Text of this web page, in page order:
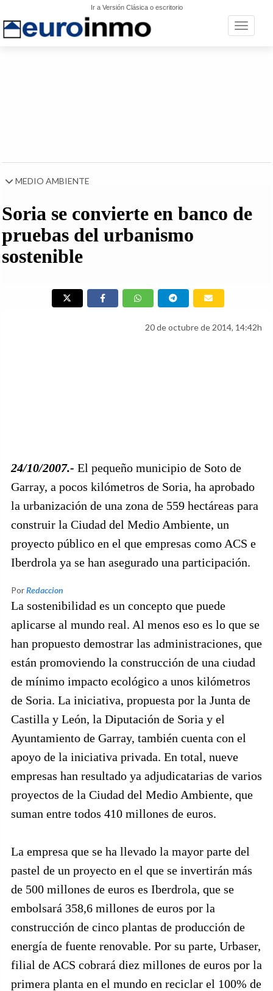
Ir a Versión Clásica o escritorio
Toggle
MEDIO AMBIENTE
Soria se convierte en banco de
pruebas del urbanismo
sostenible
20 de octubre de 2014, 14:42h
24/10/2007.- El pequeño municipio de Soto de
Garray, a pocos kilómetros de Soria, ha aprobado
la urbanización de una zona de 559 hectáreas para
construir la Ciudad del Medio Ambiente, un
proyecto público en el que empresas como ACS e
Iberdrola ya se han asegurado una participación.
PorRedaccion
La sostenibilidad es un concepto que puede
aplicarse al mundo real. Al menos eso es lo que se
han propuesto demostrar las administraciones, que
están promoviendo la construcción de una ciudad
de mínimo impacto ecológico a unos kilómetros
de Soria. La iniciativa, propuesta por la Junta de
Castilla y León, la Diputación de Soria y el
Ayuntamiento de Garray, también cuenta con el
apoyo de la iniciativa privada. En total, nueve
empresas han resultado ya adjudicatarias de varios
proyectos de la Ciudad del Medio Ambiente, que
suman entre todos 410 millones de euros.
La empresa que se ha llevado la mayor parte del
pastel de un proyecto en el que se invertirán más
de 500 millones de euros es Iberdrola, que se
embolsará 358,6 millones de euros por la
construcción de cinco plantas de producción de
energía de fuente renovable. Por su parte, Urbaser,
filial de ACS cobrará diez millones de euros por la
primera planta en el mundo en reciclar el 100% de